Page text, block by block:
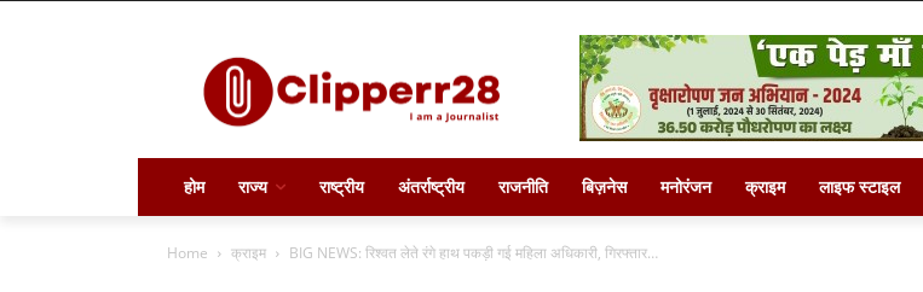
होम राज्य राष्ट्रीय अंतर्राष्ट्रीय राजनीति बिज़नेस मनोरंजन क्राइम लाइफ स्टाइल
Home क्राइम BIG NEWS: रिश्वत लेते रंगे हाथ पकड़ी गई महिला अधिकारी, गिरफ्तार…